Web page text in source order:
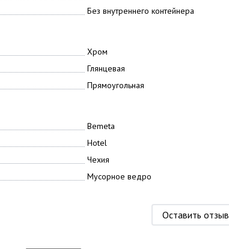
Без внутреннего контейнера
Хром
Глянцевая
Прямоугольная
Bemeta
Hotel
Чехия
Мусорное ведро
Оставить отзыв